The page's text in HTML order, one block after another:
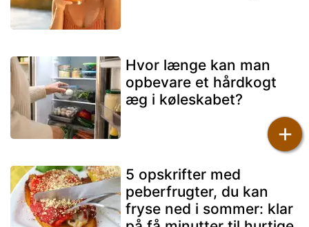
Hvor længe kan man
opbevare et hårdkogt
æg i køleskabet?
5 opskrifter med
peberfrugter, du kan
fryse ned i sommer: klar
+